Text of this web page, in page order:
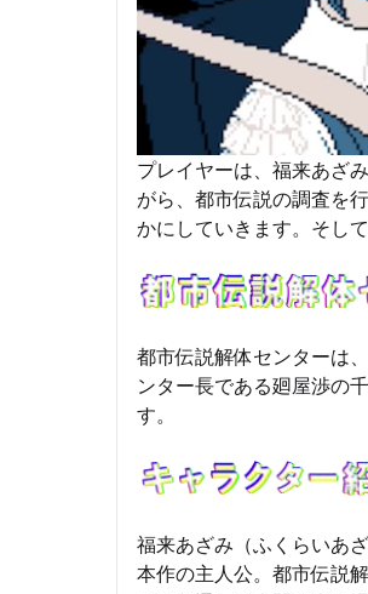
プレイヤーは、福来あざ
がら、都市伝説の調査を
かにしていきます。そし
都市伝説解体センターは
ンター長である廻屋渉の
す。
福来あざみ（ふくらいあざ
本作の主人公。都市伝説